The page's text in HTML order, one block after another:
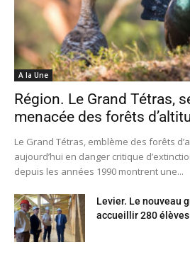
A la Une
Région. Le Grand Tétras,
menacée des forêts
Le Grand Tétras, emblème des forêts
aujourd’hui en danger critique
depuis les années 1990 montrent une...
Levier. Le nouveau
accueillir 280 élèves